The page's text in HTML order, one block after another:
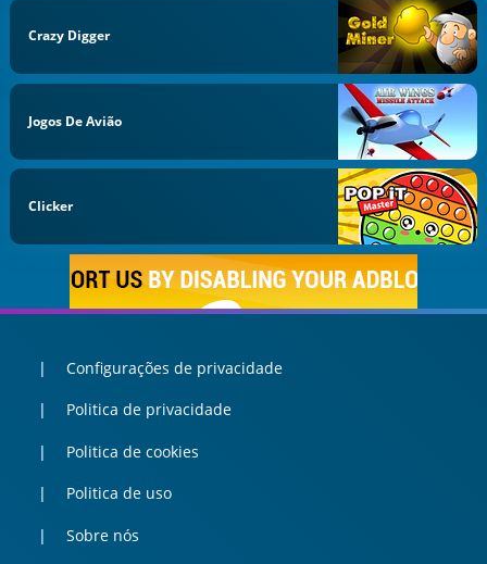
Crazy Digger
Jogos De Avião
Clicker
Configurações de privacidade
Politica de privacidade
Politica de cookies
Politica de uso
Sobre nós